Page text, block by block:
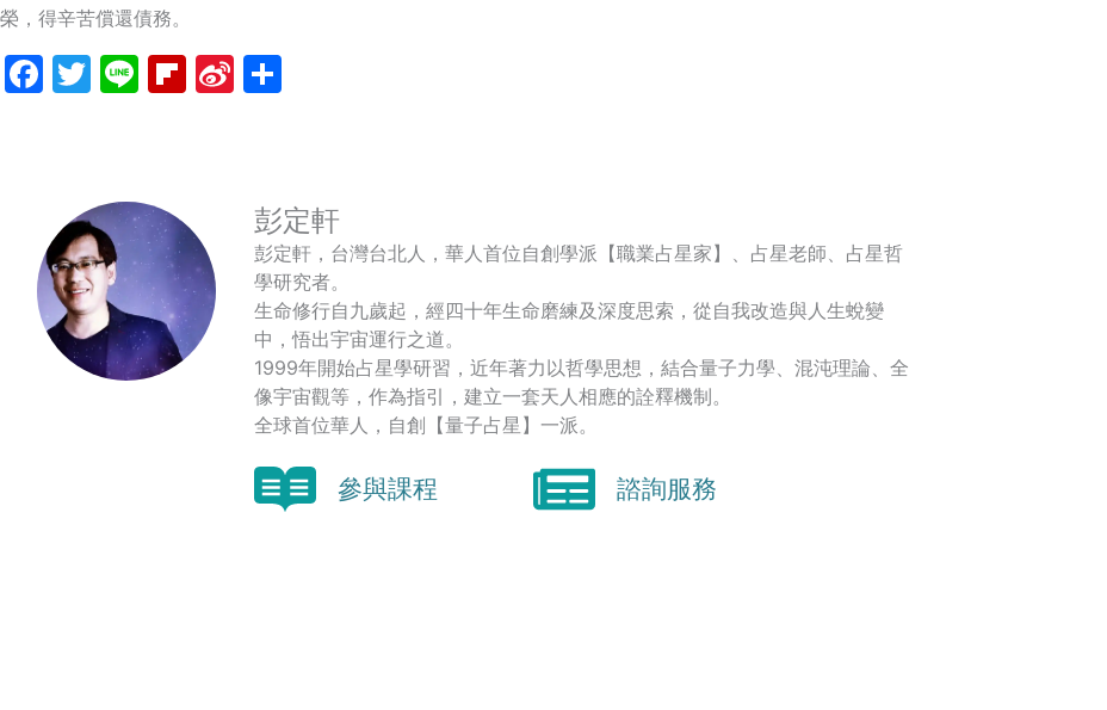
榮，得辛苦償還債務。
Facebook
Twitter
LineFlipboard
Sina
彭定軒
彭定軒，台灣台北人，華人首位自創學派【職業占星家】、占星老師、占星哲
學研究者。
生命修行自九歲起，經四十年生命磨練及深度思索，從自我改造與人生蛻變
中，悟出宇宙運行之道。
1999年開始占星學研習，近年著力以哲學思想，結合量子力學、混沌理論、全
像宇宙觀等，作為指引，建立一套天人相應的詮釋機制。
全球首位華人，自創【量子占星】一派。
參與課程 諮詢服務